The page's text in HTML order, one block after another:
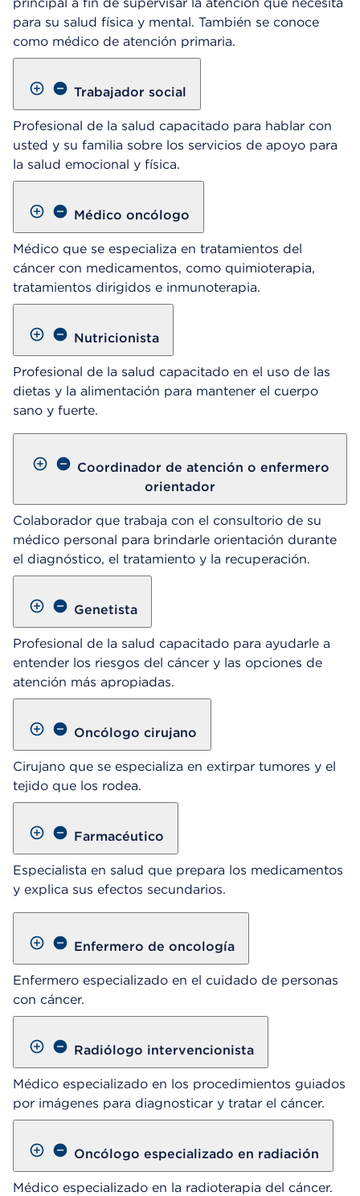
para su salud física y mental. También se conoce
como médico de atención primaria.
Trabajador social
Profesional de la salud capacitado para hablar con
usted y su familia sobre los servicios de apoyo para
la salud emocional y física.
Médico oncólogo
Médico que se especializa en tratamientos del
cáncer con medicamentos, como quimioterapia,
tratamientos dirigidos e inmunoterapia.
Nutricionista
Profesional de la salud capacitado en el uso de las
dietas y la alimentación para mantener el cuerpo
sano y fuerte.
Coordinador de atención o enfermero
orientador
Colaborador que trabaja con el consultorio de su
médico personal para brindarle orientación durante
el diagnóstico, el tratamiento y la recuperación.
Genetista
Profesional de la salud capacitado para ayudarle a
entender los riesgos del cáncer y las opciones de
atención más apropiadas.
Oncólogo cirujano
Cirujano que se especializa en extirpar tumores y el
tejido que los rodea.
Farmacéutico
Especialista en salud que prepara los medicamentos
y explica sus efectos secundarios.
Enfermero de oncología
Enfermero especializado en el cuidado de personas
con cáncer.
Radiólogo intervencionista
Médico especializado en los procedimientos guiados
por imágenes para diagnosticar y tratar el cáncer.
Oncólogo especializado en radiación
Médico especializado en la radioterapia del cáncer.